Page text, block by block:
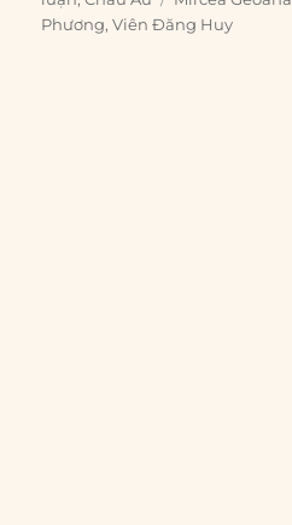
Phương,Viên Đăng Huy